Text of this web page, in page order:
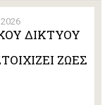
ΔΙΚΤΥΟΥ
ΖΩΕΣ